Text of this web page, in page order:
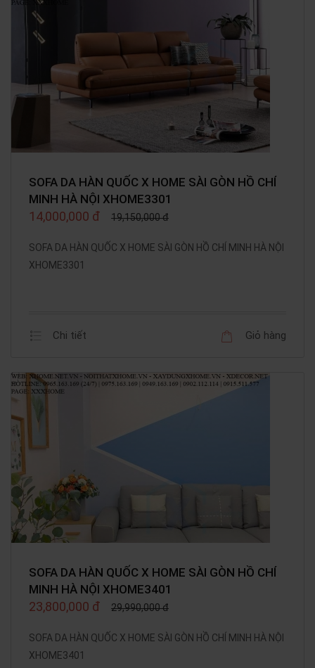
SOFA DA HÀN QUỐC X HOME SÀI GÒN HỒ CHÍ
MINH HÀ NỘI XHOME3301
14,000,000 đ 19,150,000 đ
SOFA DA HÀN QUỐC X HOME SÀI GÒN HỒ CHÍ MINH HÀ NỘI
XHOME3301
Giỏ hàng
Chi tiết
SOFA DA HÀN QUỐC X HOME SÀI GÒN HỒ CHÍ
MINH HÀ NỘI XHOME3401
23,800,000 đ 29,990,000 đ
SOFA DA HÀN QUỐC X HOME SÀI GÒN HỒ CHÍ MINH HÀ NỘI
XHOME3401